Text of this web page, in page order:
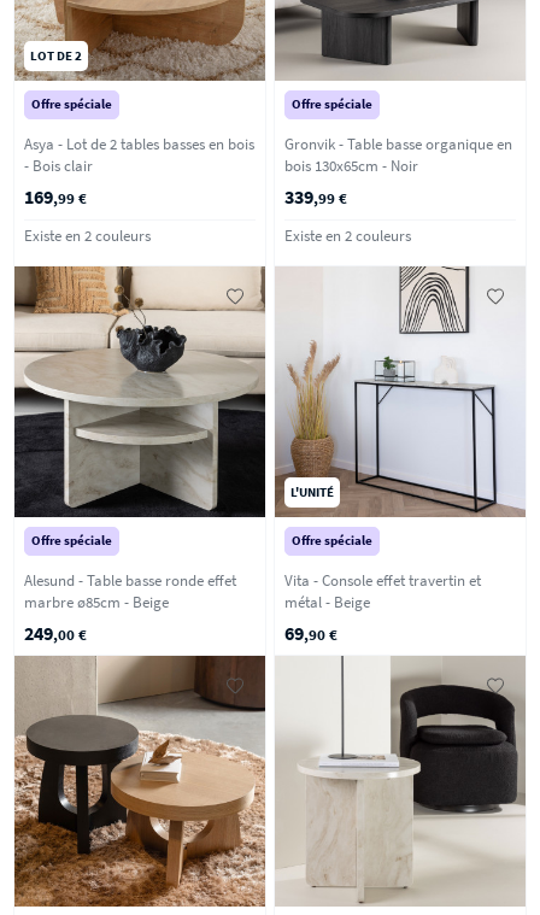
LOT DE 2
Offre spéciale
Asya - Lot de 2 tables basses en bois
- Bois clair
169,99 €
Existe en 2 couleurs
Offre spéciale
Gronvik - Table basse organique en
bois 130x65cm - Noir
339,99 €
Existe en 2 couleurs
Offre spéciale
Alesund - Table basse ronde effet
marbre ø85cm - Beige
249,00 €
L'UNITÉ
Offre spéciale
Vita - Console effet travertin et
métal - Beige
69,90 €